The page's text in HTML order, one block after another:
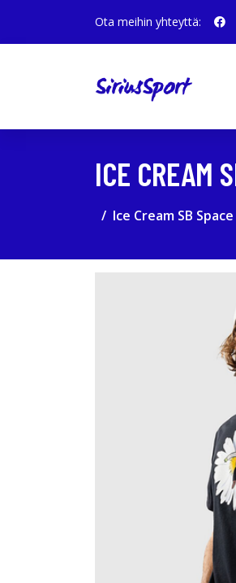
Ota meihin yhteyttä:
ICE CREAM
Ice Cream SB